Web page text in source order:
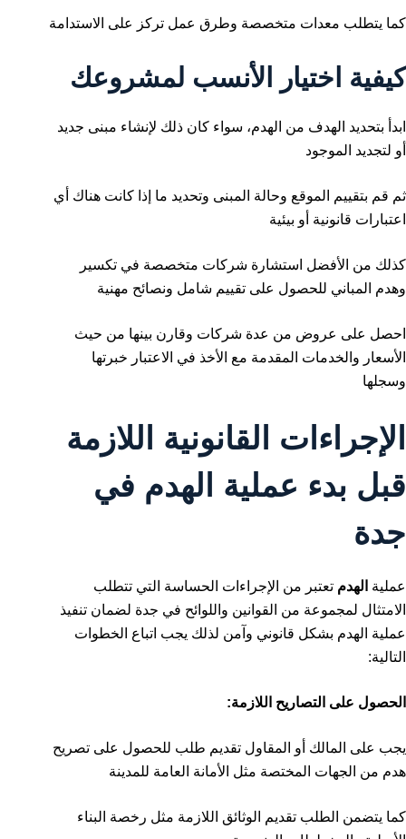
كما يتطلب معدات متخصصة وطرق عمل تركز على الاستدامة
كيفية اختيار الأنسب لمشروعك
ابدأ بتحديد الهدف من الهدم، سواء كان ذلك لإنشاء مبنى جديد
أو لتجديد الموجود
ثم قم بتقييم الموقع وحالة المبنى وتحديد ما إذا كانت هناك أي
اعتبارات قانونية أو بيئية
كذلك من الأفضل استشارة شركات متخصصة في تكسير
وهدم المباني للحصول على تقييم شامل ونصائح مهنية
احصل على عروض من عدة شركات وقارن بينها من حيث
الأسعار والخدمات المقدمة مع الأخذ في الاعتبار خبرتها
وسجلها
الإجراءات القانونية اللازمة
قبل بدء عملية الهدم في
جدة
عملية الهدم تعتبر من الإجراءات الحساسة التي تتطلب
الامتثال لمجموعة من القوانين واللوائح في جدة لضمان تنفيذ
عملية الهدم بشكل قانوني وآمن لذلك يجب اتباع الخطوات
التالية:
الحصول على التصاريح اللازمة:
يجب على المالك أو المقاول تقديم طلب للحصول على تصريح
هدم من الجهات المختصة مثل الأمانة العامة للمدينة
كما يتضمن الطلب تقديم الوثائق اللازمة مثل رخصة البناء